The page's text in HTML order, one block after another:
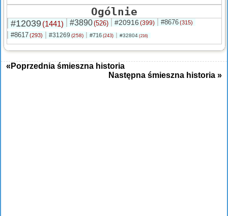
Ogólnie
#12039(1441) #3890(526) #20916 (399) #8676(315)
#8617(293) #31269 (258) #716 (243) #32804 (216)
«Poprzednia śmieszna historia
Następna śmieszna historia »